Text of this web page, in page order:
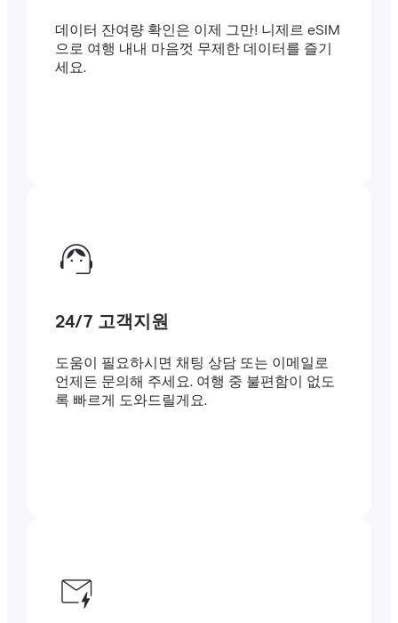
데이터 잔여량 확인은 이제 그만! 니제르 eSIM
으로 여행 내내 마음껏 무제한 데이터를 즐기
세요.
24/7 고객지원
도움이 필요하시면 채팅 상담 또는 이메일로
언제든 문의해 주세요. 여행 중 불편함이 없도
록 빠르게 도와드릴게요.